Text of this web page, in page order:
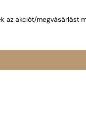
az akciót/megvásárlást